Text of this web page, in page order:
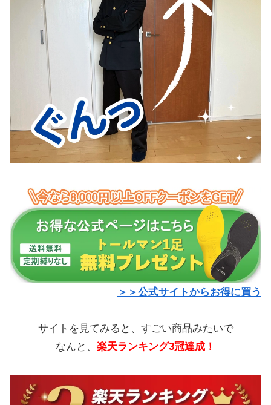
＞＞公式サイトからお得に買う
サイトを見てみると、すごい商品みたいで
なんと、 楽天ランキング3冠達成！